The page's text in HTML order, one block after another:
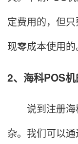
定费用的，但
现零成本使用的
2、海科POS
说到注册海
杂。我们可以